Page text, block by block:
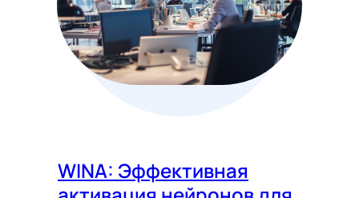
WINA: Эффективная